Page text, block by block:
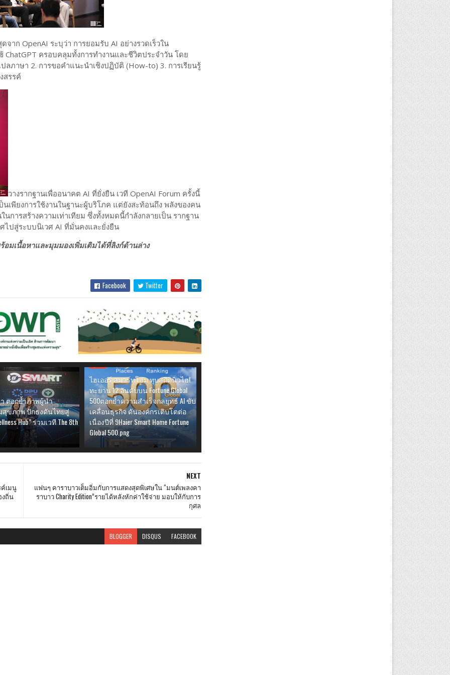
าก OpenAI ระบุว่า การยอมรับ AI อย่างรวดเร็วใน
ครอบคลุมทั้งการทำงานและชีวิตประจำวัน โดย
ภาษา 2. การขอคำแนะนำเชิงปฏิบัติ (How-to) 3. การเรียนรู้
สรรค์
วางรากฐานเพื่ออนาคต AI ที่ยั่งยืน เวที OpenAI Forum ครั้งนี้
เพียงการใช้งานในฐานะผู้บริโภค แต่ยังสะท้อนถึง พลังของคน
การสร้างความเท่าเทียม ซึ่งทั้งหมดนี้กำลังกลายเป็น รากฐาน
ไปสู่ระบบนิเวศ AI ที่มั่นคงและยั่งยืน
มเนื้อหาและมุมมองเพิ่มเติมได้ที่ลิงก์ด้านล่าง
Facebook Twitter
ตอกย้ำภาพผู้นำ
สุขภาพ ปักธงดันไทยสู่
Hub” ร่วมเวที The 8th
ธุรกิจ
ไฮเออร์ สมาร์ทโฮม ทุบสถิตินิวไฮ!
ทะยาน 12 อันดับบน Fortune Global
500ตอกย้ำความสำเร็จกลยุทธ์ AI ขับ
เคลื่อนธุรกิจ ดันองค์กรเติบโตต่อ
เนื่องปีที่ 9Haier Smart Home Fortune
Global 500.png
NEXT
แฟนๆ คาราบาวเต็มอิ่มกับการแสดงสุดพิเศษใน “มนต์เพลงคา
ราบาว Charity Edition”รายได้หลังหักค่าใช้จ่าย มอบให้กับการ
กุศล
เมนู
งถิ่น
BLOGGER DISQUS FACEBOOK